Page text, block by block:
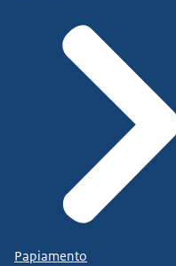
Papiamento